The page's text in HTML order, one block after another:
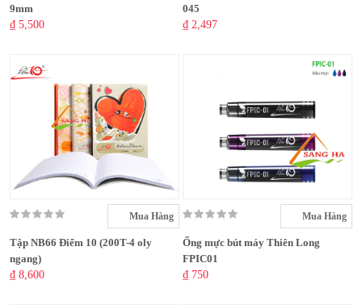
9mm
₫ 5,500
045
₫ 2,497
Mua Hàng
Tập NB66 Điểm 10 (200T-4 oly
ngang)
₫ 8,600
Mua Hàng
Ống mực bút máy Thiên Long
FPIC01
₫ 750